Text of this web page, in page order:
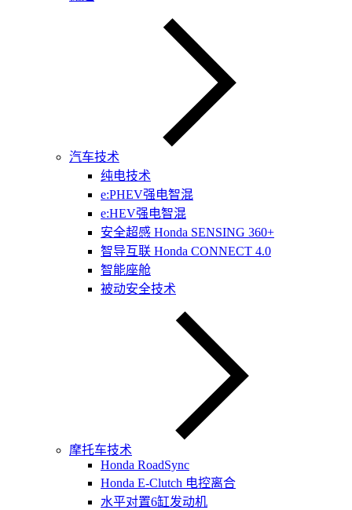
汽车技术
纯电技术
e:PHEV强电智混
e:HEV强电智混
安全超感 Honda SENSING 360+
智导互联 Honda CONNECT 4.0
智能座舱
被动安全技术
摩托车技术
Honda RoadSync
Honda E-Clutch 电控离合
水平对置6缸发动机